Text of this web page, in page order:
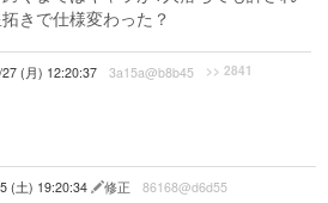
きで仕様変わった？
(月) 12:20:37 3a15a@b8b45 >> 2841
(土) 19:20:34 修正 86168@d6d55